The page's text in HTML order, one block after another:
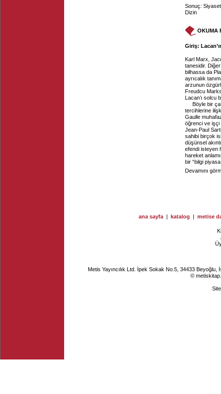
Sonuç:
Dizin
OKUMA
Giriş:
Karl Marx,
tanesidir.
bilhassa da
ayrıcalık
arzunun
Freudcu
Lacan’ı solcu
Böyle bir
tercihlerine
Gaulle
öğrenci ve işçi
Jean-Paul
sahibi birçok
düşünsel
efendi isteyen
hareket
bir “bilgi
Devamını
ana sayfa | katalog | metise
Metis Yayıncılık Ltd. İpek Sokak No.5, 34433
©